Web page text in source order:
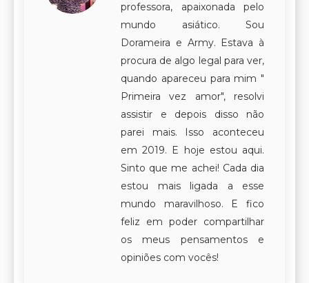
professora, apaixonada pelo
mundo asiático. Sou
Dorameira e Army. Estava à
procura de algo legal para ver,
quando apareceu para mim "
Primeira vez amor", resolvi
assistir e depois disso não
parei mais. Isso aconteceu
em 2019. E hoje estou aqui.
Sinto que me achei! Cada dia
estou mais ligada a esse
mundo maravilhoso. E fico
feliz em poder compartilhar
os meus pensamentos e
opiniões com vocês!